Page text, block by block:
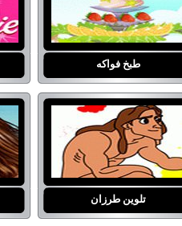
طبخ فواكه
تلوين طرزان